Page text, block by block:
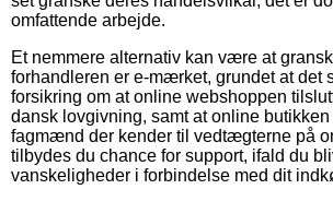
omfattende arbejde.
Et nemmere alternativ kan være at
forhandleren er e-mærket, grundet at det
forsikring om at online webshoppen
dansk lovgivning, samt at online
fagmænd der kender til vedtægterne på
tilbydes du chance for support, ifald du
vanskeligheder i forbindelse med dit